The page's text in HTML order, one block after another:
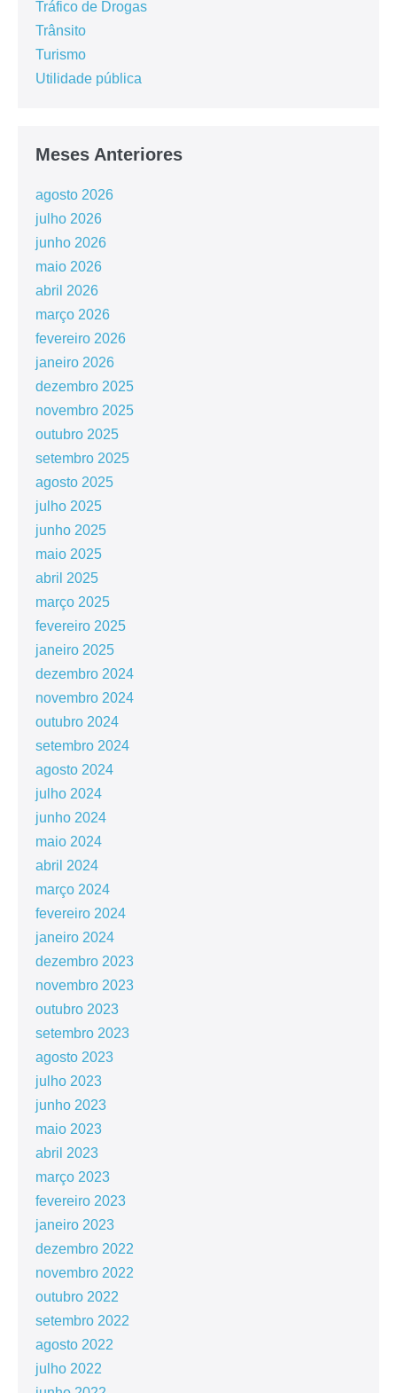
Tráfico de Drogas
Trânsito
Turismo
Utilidade pública
Meses Anteriores
agosto 2026
julho 2026
junho 2026
maio 2026
abril 2026
março 2026
fevereiro 2026
janeiro 2026
dezembro 2025
novembro 2025
outubro 2025
setembro 2025
agosto 2025
julho 2025
junho 2025
maio 2025
abril 2025
março 2025
fevereiro 2025
janeiro 2025
dezembro 2024
novembro 2024
outubro 2024
setembro 2024
agosto 2024
julho 2024
junho 2024
maio 2024
abril 2024
março 2024
fevereiro 2024
janeiro 2024
dezembro 2023
novembro 2023
outubro 2023
setembro 2023
agosto 2023
julho 2023
junho 2023
maio 2023
abril 2023
março 2023
fevereiro 2023
janeiro 2023
dezembro 2022
novembro 2022
outubro 2022
setembro 2022
agosto 2022
julho 2022